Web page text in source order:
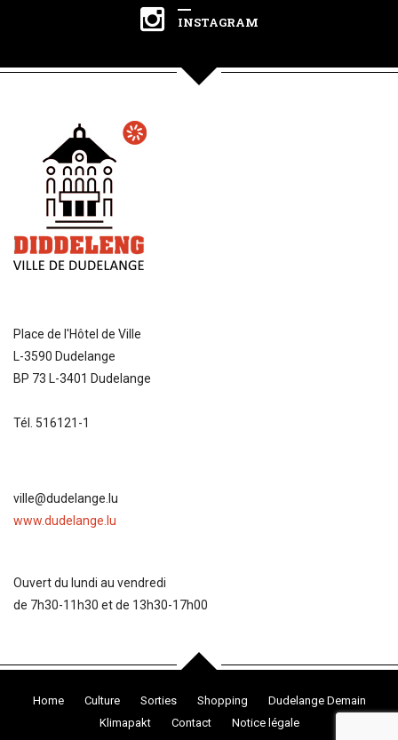
INSTAGRAM
Place de l'Hôtel de Ville
L-3590 Dudelange
BP 73 L-3401 Dudelange
Tél. 516121-1
ville@dudelange.lu
www.dudelange.lu
Ouvert du lundi au vendredi
de 7h30-11h30 et de 13h30-17h00
Home Culture Sorties Shopping
Dudelange Demain
Klimapakt
Contact Notice légale